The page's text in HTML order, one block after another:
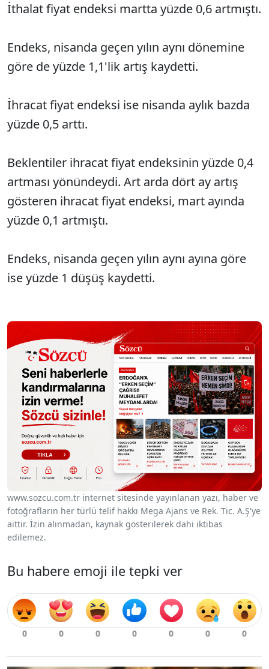
İthalat fiyat endeksi martta yüzde 0,6 artmıştı.
Endeks, nisanda geçen yılın aynı dönemine
göre de yüzde 1,1'lik artış kaydetti.
İhracat fiyat endeksi ise nisanda aylık bazda
yüzde 0,5 arttı.
Beklentiler ihracat fiyat endeksinin yüzde 0,4
artması yönündeydi. Art arda dört ay artış
gösteren ihracat fiyat endeksi, mart ayında
yüzde 0,1 artmıştı.
Endeks, nisanda geçen yılın aynı ayına göre
ise yüzde 1 düşüş kaydetti.
www.sozcu.com.tr internet sitesinde yayınlanan yazı, haber ve
fotoğrafların her türlü telif hakkı Mega Ajans ve Rek. Tic. A.Ş'ye
aittir. İzin alınmadan, kaynak gösterilerek dahi iktibas
edilemez.
Bu habere emoji ile tepki ver